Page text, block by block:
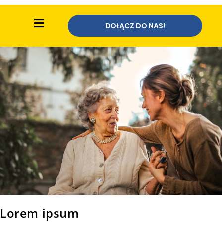
DOŁĄCZ DO NAS!
Lorem ipsum